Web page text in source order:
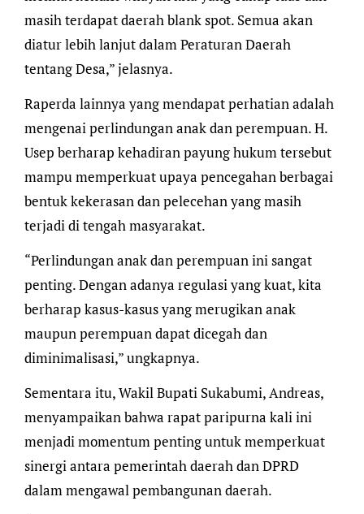
masih terdapat daerah blank spot. Semua akan
diatur lebih lanjut dalam Peraturan Daerah
tentang Desa,” jelasnya.
Raperda lainnya yang mendapat perhatian adalah
mengenai perlindungan anak dan perempuan. H.
Usep berharap kehadiran payung hukum tersebut
mampu memperkuat upaya pencegahan berbagai
bentuk kekerasan dan pelecehan yang masih
terjadi di tengah masyarakat.
“Perlindungan anak dan perempuan ini sangat
penting. Dengan adanya regulasi yang kuat, kita
berharap kasus-kasus yang merugikan anak
maupun perempuan dapat dicegah dan
diminimalisasi,” ungkapnya.
Sementara itu, Wakil Bupati Sukabumi, Andreas,
menyampaikan bahwa rapat paripurna kali ini
menjadi momentum penting untuk memperkuat
sinergi antara pemerintah daerah dan DPRD
dalam mengawal pembangunan daerah.